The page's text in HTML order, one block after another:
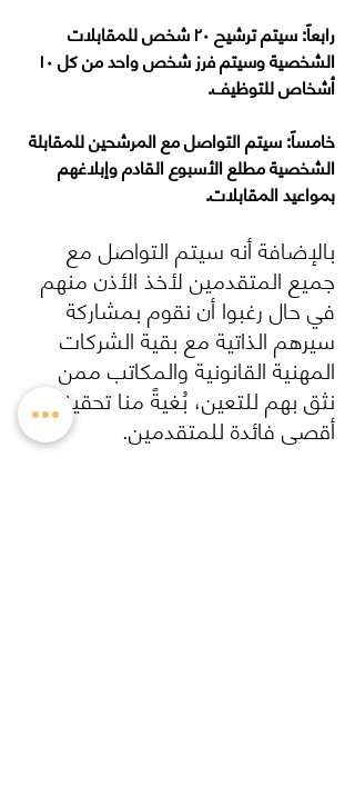
‏رابعاً: سيتم ترشيح ٢٠ شخص للمقابلات
أشخاص للتوظيف.
‏خامساً: سيتم التواصل مع المرشحين للمقابلة
الشخصية مطلع الأسبوع القادم وإبلاغهم
بمواعيد المقابلات.
بالإضافة أنه سيتم التواصل مع
جميع المتقدمين لأخذ الأذن منهم
في حال رغبوا أن نقوم بمشاركة
سيرهم الذاتية مع بقية الشركات
المهنية القانونية والمكاتب ممن
نثق بهم للتعين، بُغيةً منا تحقيق
أقصى فائدة للمتقدمين.